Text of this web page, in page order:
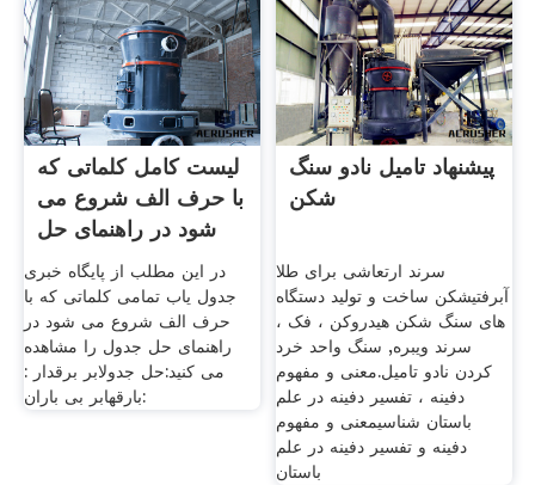
لیست کامل کلماتی که
با حرف الف شروع می
شود در راهنمای حل
در این مطلب از پایگاه خبری
جدول یاب تمامی کلماتی که با
حرف الف شروع می شود در
راهنمای حل جدول را مشاهده
می کنید:حل جدولابر برقدار :
بارقهابر بی‌ باران:
پیشنهاد تامیل نادو سنگ
شکن
سرند ارتعاشی برای طلا
آبرفتیشکن ساخت و توليد دستگاه
های سنگ شکن هیدروکن ، فک ،
سرند ویبره, سنگ واحد خرد
کردن نادو تامیل.معنی و مفهوم
دفینه ، تفسیر دفینه در علم
باستان شناسیمعنی و مفهوم
دفینه و تفسیر دفینه در علم
باستان